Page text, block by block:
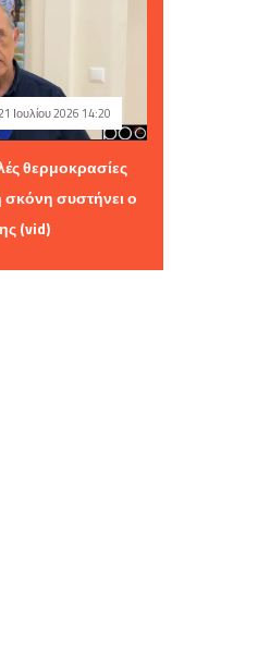
Ιουλίου 2026 14:20
θερμοκρασίες
σκόνη συστήνει ο
(vid)